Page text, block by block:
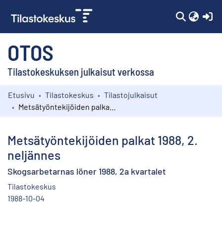
OTOS
Tilastokeskuksen julkaisut verkossa
Kokoelmat
Etusivu Tilastokeskus
Tilastojulkaisut
Metsätyöntekijöiden palkat 1988, 2.
neljännes
Skogsarbetarnas löner 1988, 2a kvartalet
Tilastokeskus
1988-10-04